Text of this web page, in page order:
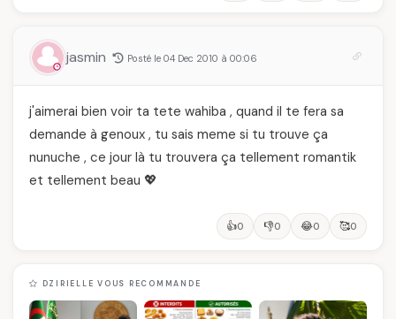
jasmin Posté le 04 Dec 2010 à 00:06
j'aimerai bien voir ta tete wahiba , quand il te fera sa
demande à genoux , tu sais meme si tu trouve ça
nunuche , ce jour là tu trouvera ça tellement romantik
et tellement beau 💖
👍0 👎0 😂0 🥰0
DZIRIELLE VOUS RECOMMANDE